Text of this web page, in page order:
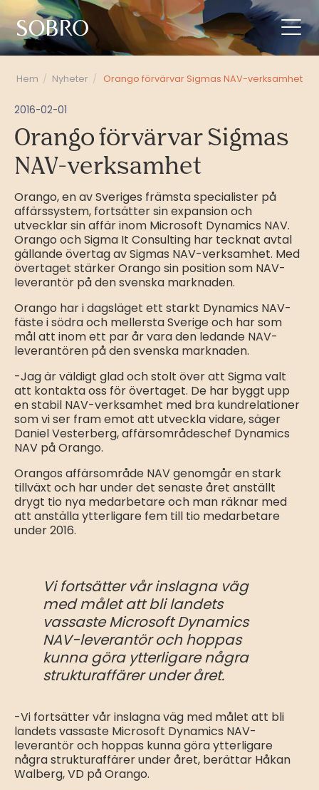
Hem / Nyheter / Orango förvärvar Sigmas NAV-verksamhet
2016-02-01
Orango förvärvar Sigmas
NAV-verksamhet
Orango, en av Sveriges främsta specialister på
affärssystem, fortsätter sin expansion och
utvecklar sin affär inom Microsoft Dynamics NAV.
Orango och Sigma It Consulting har tecknat avtal
gällande övertag av Sigmas NAV-verksamhet. Med
övertaget stärker Orango sin position som NAV-
leverantör på den svenska marknaden.
Orango har i dagsläget ett starkt Dynamics NAV-
fäste i södra och mellersta Sverige och har som
mål att inom ett par år vara den ledande NAV-
leverantören på den svenska marknaden.
-Jag är väldigt glad och stolt över att Sigma valt
att kontakta oss för övertaget. De har byggt upp
en stabil NAV-verksamhet med bra kundrelationer
som vi ser fram emot att utveckla vidare, säger
Daniel Vesterberg, affärsområdeschef Dynamics
NAV på Orango.
Orangos affärsområde NAV genomgår en stark
tillväxt och har under det senaste året anställt
drygt tio nya medarbetare och man räknar med
att anställa ytterligare fem till tio medarbetare
under 2016.
Vi fortsätter vår inslagna väg
med målet att bli landets
vassaste Microsoft Dynamics
NAV-leverantör och hoppas
kunna göra ytterligare några
strukturaffärer under året.
-Vi fortsätter vår inslagna väg med målet att bli
landets vassaste Microsoft Dynamics NAV-
leverantör och hoppas kunna göra ytterligare
några strukturaffärer under året, berättar Håkan
Walberg, VD på Orango.